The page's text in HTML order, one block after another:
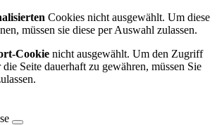
Cookies nicht ausgewählt. Um diese
müssen sie diese per Auswahl zulassen.
Cookie nicht ausgewählt. Um den Zugriff
Seite dauerhaft zu gewähren, müssen Sie